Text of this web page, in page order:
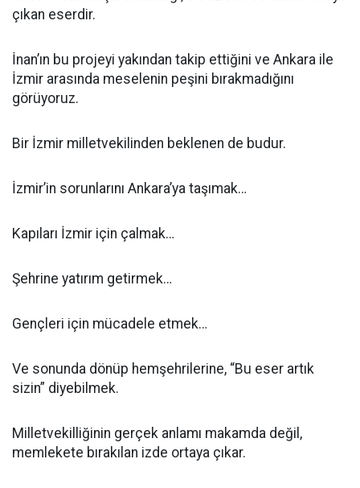
çıkan eserdir.
İnan’ın bu projeyi yakından takip ettiğini ve Ankara ile
İzmir arasında meselenin peşini bırakmadığını
görüyoruz.
Bir İzmir milletvekilinden beklenen de budur.
İzmir’in sorunlarını Ankara’ya taşımak…
Kapıları İzmir için çalmak…
Şehrine yatırım getirmek…
Gençleri için mücadele etmek…
Ve sonunda dönüp hemşehrilerine, “Bu eser artık
sizin” diyebilmek.
Milletvekilliğinin gerçek anlamı makamda değil,
memlekete bırakılan izde ortaya çıkar.